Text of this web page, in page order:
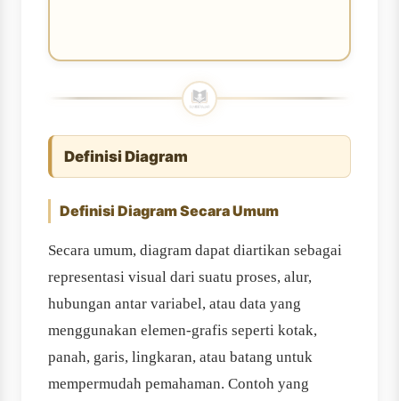
Definisi Diagram
Definisi Diagram Secara Umum
Secara umum, diagram dapat diartikan sebagai
representasi visual dari suatu proses, alur,
hubungan antar variabel, atau data yang
menggunakan elemen-grafis seperti kotak,
panah, garis, lingkaran, atau batang untuk
mempermudah pemahaman. Contoh yang